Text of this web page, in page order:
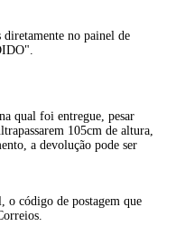
diretamente no painel de
qual foi entregue, pesar
105cm de altura,
a devolução pode ser
o código de postagem que